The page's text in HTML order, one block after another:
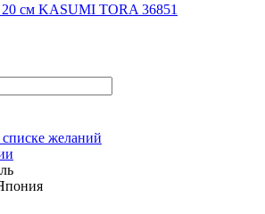
см KASUMI TORA 36851
желаний